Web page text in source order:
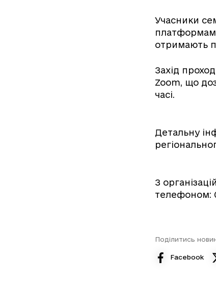
Учасники
отримають
Захід
Zoom, що
часі.
Детальну
З
телефоном:
Поділитись
Facebook